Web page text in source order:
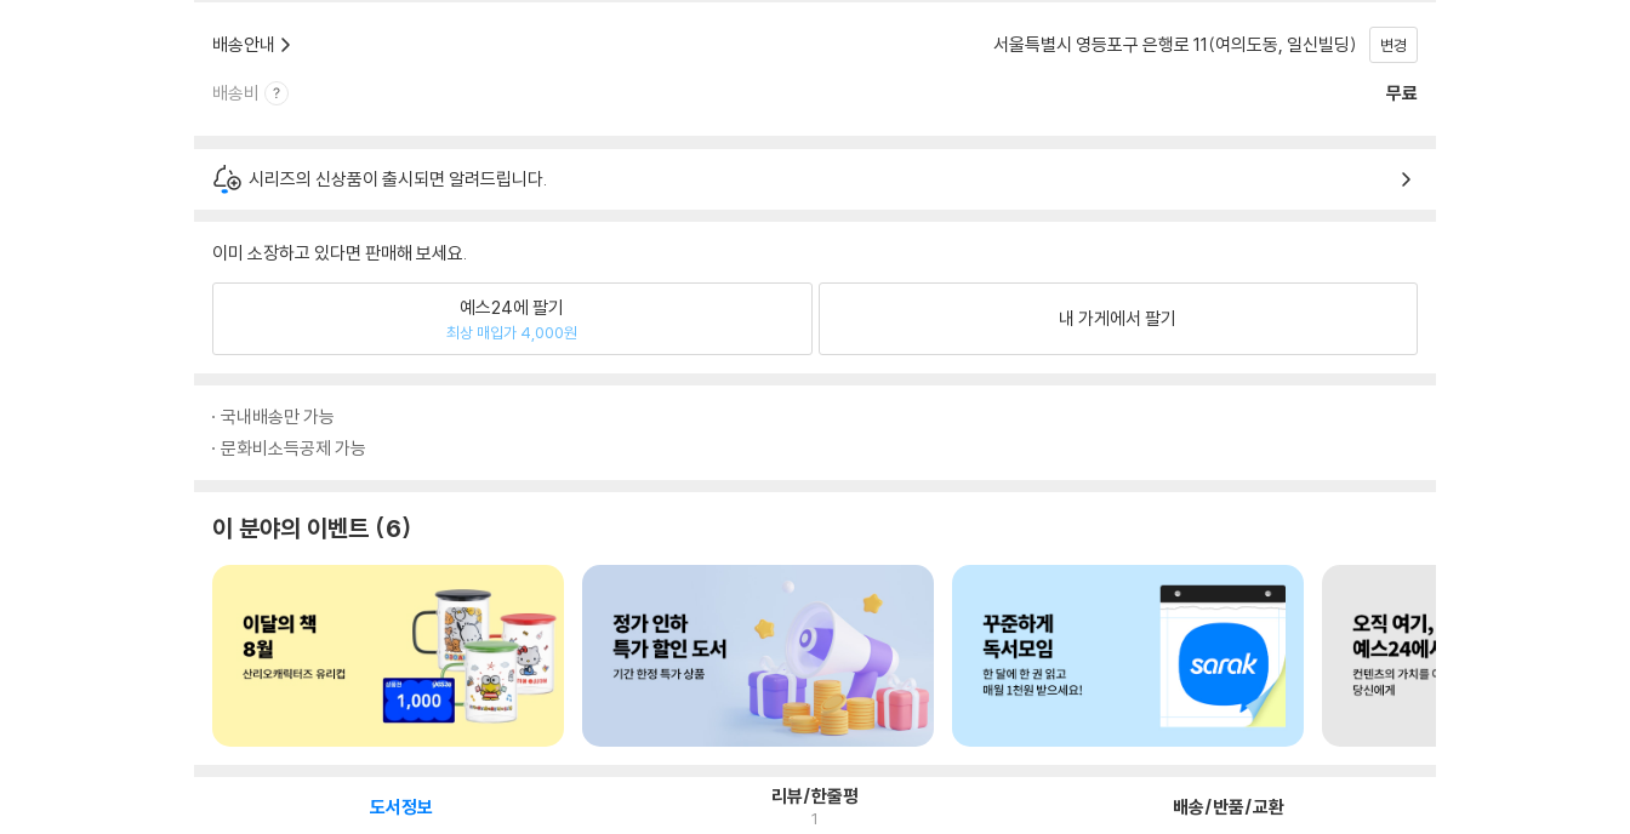
배송안내 서울특별시 영등포구 은행로 11(여의도동, 일신빌딩) 변경
배송비 무료
시리즈의 신상품이 출시되면 알려드립니다.
이미 소장하고 있다면 판매해 보세요.
예스24에 팔기
최상 매입가 4,000원
내 가게에서 팔기
국내배송만 가능
문화비소득공제 가능
이 분야의 이벤트 6
도서정보 리뷰/한줄평
1 배송/반품/교환